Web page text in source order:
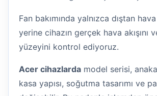
Fan bakımında yalnızca dıştan
yerine cihazın gerçek hava akışını
yüzeyini kontrol ediyoruz.
Acer cihazlarda model serisi,
kasa yapısı, soğutma tasarımı ve